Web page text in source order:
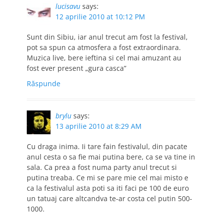
lucisavu says:
12 aprilie 2010 at 10:12 PM
Sunt din Sibiu, iar anul trecut am fost la festival,
pot sa spun ca atmosfera a fost extraordinara.
Muzica live, bere ieftina si cel mai amuzant au
fost ever present „gura casca”
Răspunde
brylu says:
13 aprilie 2010 at 8:29 AM
Cu draga inima. Ii tare fain festivalul, din pacate
anul cesta o sa fie mai putina bere, ca se va tine in
sala. Ca prea a fost numa party anul trecut si
putina treaba. Ce mi se pare mie cel mai misto e
ca la festivalul asta poti sa iti faci pe 100 de euro
un tatuaj care altcandva te-ar costa cel putin 500-
1000.